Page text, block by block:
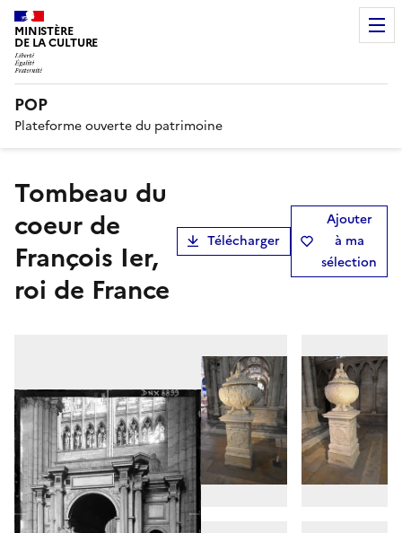
MINISTÈRE
DE LA CULTURE
POP
Plateforme ouverte du patrimoine
tombeau du
coeur de
François Ier,
roi de France
Télécharger
Ajouter
à ma
sélection